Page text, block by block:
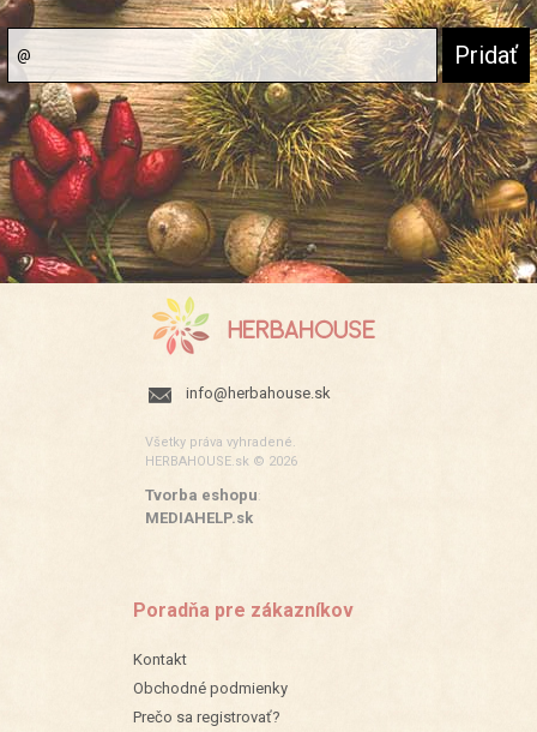
info@herbahouse.sk
Všetky práva vyhradené.
HERBAHOUSE.sk © 2026
Tvorba eshopu:
MEDIAHELP.sk
Poradňa pre zákazníkov
Kontakt
Obchodné podmienky
Prečo sa registrovať?